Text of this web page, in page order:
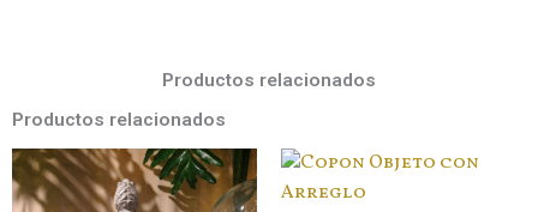
Productos relacionados
Productos relacionados